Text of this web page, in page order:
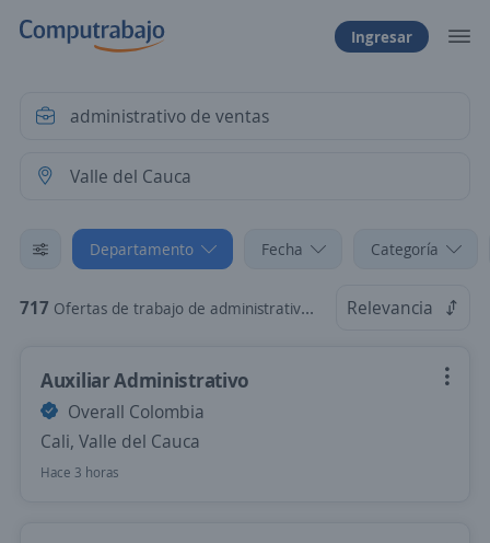
Ingresar
Departamento Fecha Categoría
717 Ofertas de trabajo de administrativo de ventas en Valle del Cauca Relevancia
Auxiliar Administrativo
Overall Colombia
Cali, Valle del Cauca
Hace 3 horas